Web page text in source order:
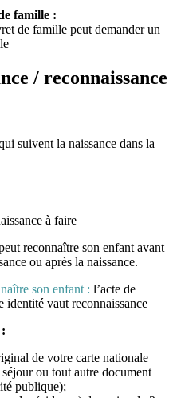
famille :
de famille peut demander un
/ reconnaissance
suivent la naissance dans la
à faire
reconnaître son enfant avant
ou après la naissance.
son enfant : l’acte de
identité vaut reconnaissance
de votre carte nationale
ou tout autre document
publique);